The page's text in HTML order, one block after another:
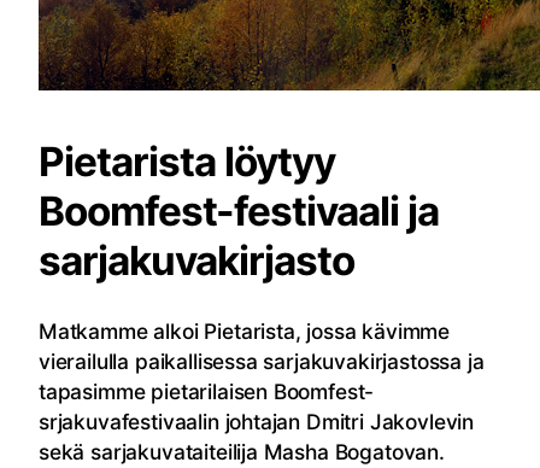
Pietarista löytyy
Boomfest-festivaali ja
sarjakuvakirjasto
Matkamme alkoi Pietarista, jossa kävimme
vierailulla paikallisessa sarjakuvakirjastossa ja
tapasimme pietarilaisen Boomfest-
srjakuvafestivaalin johtajan Dmitri Jakovlevin
sekä sarjakuvataiteilija Masha Bogatovan.